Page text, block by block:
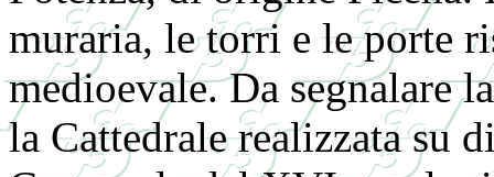
muraria, le torri e le porte
medioevale. Da segnalare
la Cattedrale realizzata su